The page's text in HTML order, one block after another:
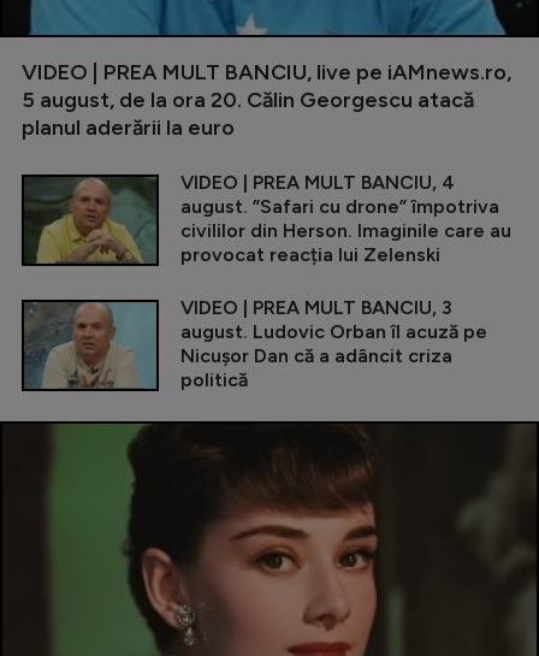
VIDEO | PREA MULT BANCIU, live pe iAMnews.ro,
5 august, de la ora 20. Călin Georgescu atacă
planul aderării la euro
VIDEO | PREA MULT BANCIU, 4
august. ”Safari cu drone” împotriva
civililor din Herson. Imaginile care au
provocat reacția lui Zelenski
VIDEO | PREA MULT BANCIU, 3
august. Ludovic Orban îl acuză pe
Nicușor Dan că a adâncit criza
politică